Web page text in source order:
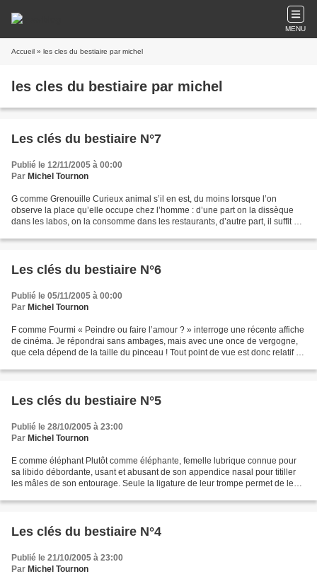
MENU
Accueil » les cles du bestiaire par michel
les cles du bestiaire par michel
Les clés du bestiaire N°7
Publié le 12/11/2005 à 00:00
Par Michel Tournon
G comme Grenouille Curieux animal s’il en est, du moins lorsque l’on
observe la place qu’elle occupe chez l’homme : d’une part on la dissèque
dans les labos, on la consomme dans les restaurants, d’autre part, il suffit de
Les clés du bestiaire N°6
Publié le 05/11/2005 à 00:00
Par Michel Tournon
F comme Fourmi « Peindre ou faire l’amour ? » interroge une récente affiche
de cinéma. Je répondrai sans ambages, mais avec une once de vergogne,
que cela dépend de la taille du pinceau ! Tout point de vue est donc relatif et
Les clés du bestiaire N°5
Publié le 28/10/2005 à 23:00
Par Michel Tournon
E comme éléphant Plutôt comme éléphante, femelle lubrique connue pour
sa libido débordante, usant et abusant de son appendice nasal pour titiller
les mâles de son entourage. Seule la ligature de leur trompe permet de les
Les clés du bestiaire N°4
Publié le 21/10/2005 à 23:00
Par Michel Tournon